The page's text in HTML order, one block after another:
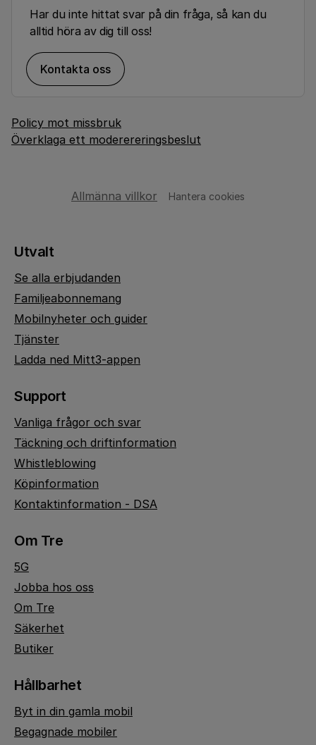
Har du inte hittat svar på din fråga, så kan du
alltid höra av dig till oss!
Kontakta oss
Policy mot missbruk
Överklaga ett moderereringsbeslut
Allmänna villkor Hantera cookies
Utvalt
Se alla erbjudanden
Familjeabonnemang
Mobilnyheter och guider
Tjänster
Ladda ned Mitt3-appen
Support
Vanliga frågor och svar
Täckning och driftinformation
Whistleblowing
Köpinformation
Kontaktinformation - DSA
Om Tre
5G
Jobba hos oss
Om Tre
Säkerhet
Butiker
Hållbarhet
Byt in din gamla mobil
Begagnade mobiler